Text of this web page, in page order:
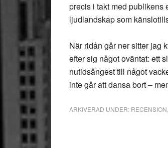
precis i takt med publikens
ljudlandskap som
När ridån går ner sitter jag
efter sig något oväntat: ett
nutidsångest till något
inte går att dansa bort –
ARKIVERAD UNDER: RECENSION